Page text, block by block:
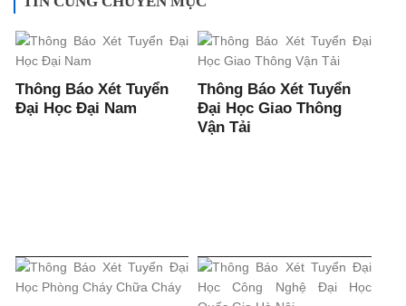
Thông Báo Xét Tuyển
Đại Học Đại Nam
Thông Báo Xét Tuyển
Đại Học Giao Thông
Vận Tải